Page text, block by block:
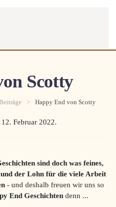
Scotty
Happy End von Scotty
12. Februar 2022.
sind doch was feines,
der Lohn für die viele Arbeit
- und deshalb freuen wir uns so
End Geschichtendenn ...